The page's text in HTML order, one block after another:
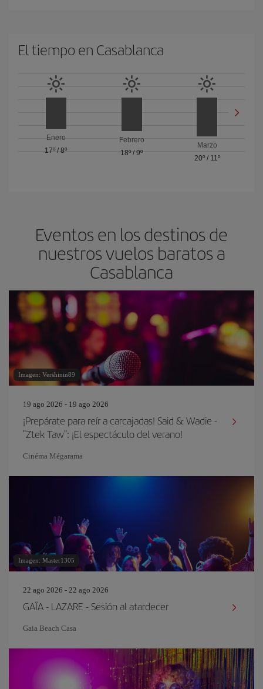
El tiempo en Casablanca
Enero
17º /8º
Febrero
18º/ 9º
Marzo
20º/ 11º
Eventos en los destinos de
nuestros vuelos baratos a
Casablanca
Imagen: Vershinin89
19 ago 2026 - 19 ago 2026
¡Prepárate para reír a carcajadas! Said & Wadie -
"Ztek Taw": ¡El espectáculo del verano!
Cinéma Mégarama
Imagen: Master1305
22 ago 2026 - 22 ago 2026
GAÏA - LAZARE - Sesión al atardecer
Gaia Beach Casa